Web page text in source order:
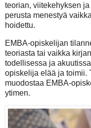
teorian, viitekehyksen
perusta menestyä
hoidettu.
EMBA-opiskelijan
teoriasta tai vaikka
todellisessa ja
opiskelija elää ja toimii.
muodostaa EMBA-
ytimen.